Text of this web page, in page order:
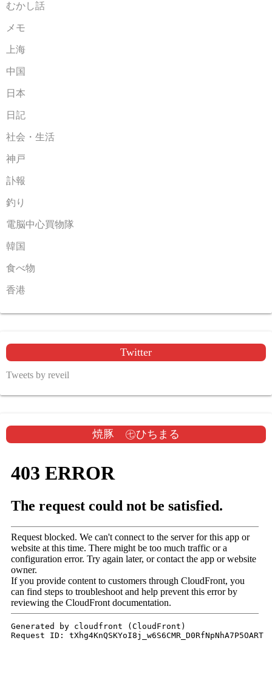
むかし話
メモ
上海
中国
日本
日記
社会・生活
神戸
訃報
釣り
電脳中心買物隊
韓国
食べ物
香港
Twitter
Tweets by reveil
焼豚 ㊆ひちまる